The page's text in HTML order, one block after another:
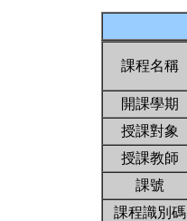
課程名稱
開課學期
授課對象
授課教師
課號
課程識別碼